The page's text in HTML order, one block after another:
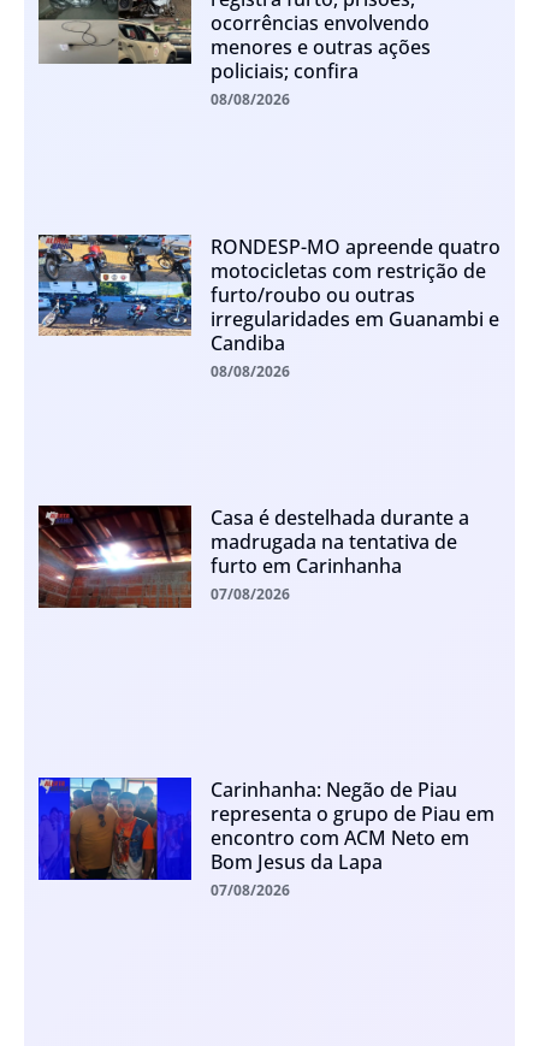
ocorrências envolvendo
menores e outras ações
policiais; confira
08/08/2026
RONDESP-MO apreende quatro
motocicletas com restrição de
furto/roubo ou outras
irregularidades em Guanambi e
Candiba
08/08/2026
Casa é destelhada durante a
madrugada na tentativa de
furto em Carinhanha
07/08/2026
Carinhanha: Negão de Piau
representa o grupo de Piau em
encontro com ACM Neto em
Bom Jesus da Lapa
07/08/2026